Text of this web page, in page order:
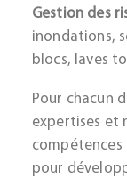
Gestion des
inondations,
blocs, laves
Pour chacun
expertises et
compétences
pour